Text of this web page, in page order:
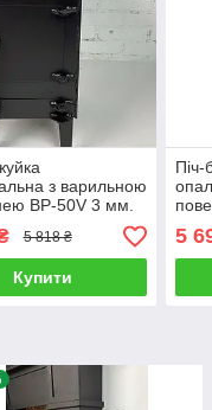
з варильною
BP-50V 3 мм.
5 818 ₴
Купити
Піч-
5